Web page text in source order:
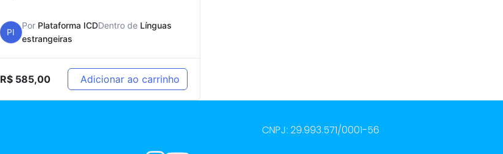
PI
Por Plataforma ICDDentro de Línguas
estrangeiras
R$585,00 Adicionar ao carrinho
CNPJ: 29.993.571/0001-56